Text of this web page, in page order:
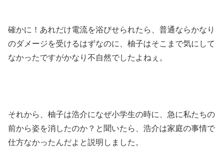
確かに！あれだけ電流を浴びせられたら、普通ならかなり
のダメージを受けるはずなのに、柚子はそこまで気にして
なかったですがかなり不自然でしたよねぇ。
それから、柚子は浩介になぜ小学生の時に、急に私たちの
前から姿を消したのか？と聞いたら、浩介は家庭の事情で
仕方なかったんだよと説明しました。